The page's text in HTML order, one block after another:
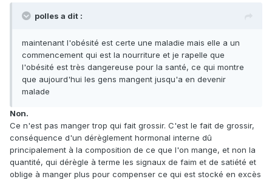
polles a dit :
maintenant l'obésité est certe une maladie mais elle a un
commencement qui est la nourriture et je rapelle que
l'obésité est très dangereuse pour la santé, ce qui montre
que aujourd'hui les gens mangent jusqu'a en devenir
malade
Non.
Ce n'est pas manger trop qui fait grossir. C'est le fait de grossir,
conséquence d'un dérèglement hormonal interne dû
principalement à la composition de ce que l'on mange, et non la
quantité, qui dérègle à terme les signaux de faim et de satiété et
oblige à manger plus pour compenser ce qui est stocké en excès